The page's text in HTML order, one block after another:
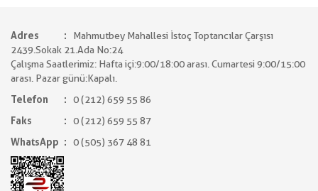
Adres
Mahmutbey Mahallesi İstoç Toptancılar Çarşısı
2439.Sokak 21.Ada No:24
Çalışma Saatlerimiz: Hafta içi:9:00/18:00 arası. Cumartesi 9:00/15:00
arası. Pazar günü:Kapalı.
Telefon
0 (212) 659 55 86
Faks
0 (212) 659 55 87
WhatsApp
0 (505) 367 48 81